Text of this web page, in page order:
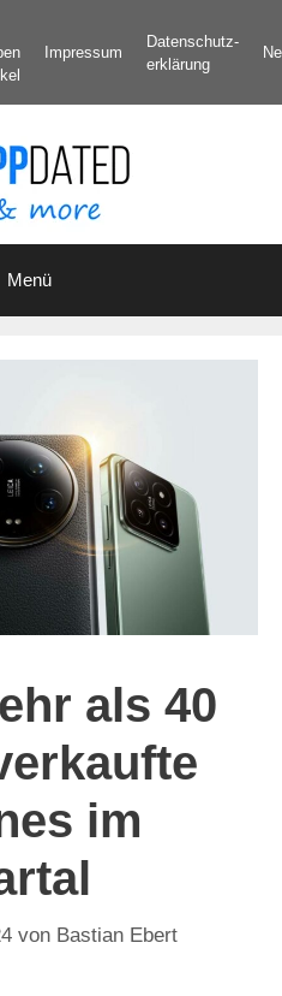
Impressum
Datenschutz­
erklärung
Menü
als 40
im
von Bastian Ebert